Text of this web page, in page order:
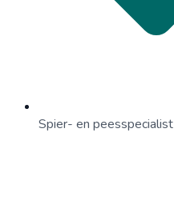
Spier- en peesspecialist